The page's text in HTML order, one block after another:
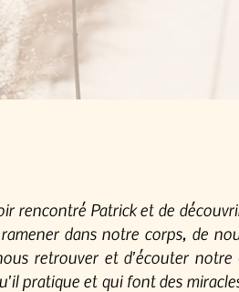
rencontré Patrick et de
dans notre corps, de
retrouver et d'écouter notre
pratique et qui font des